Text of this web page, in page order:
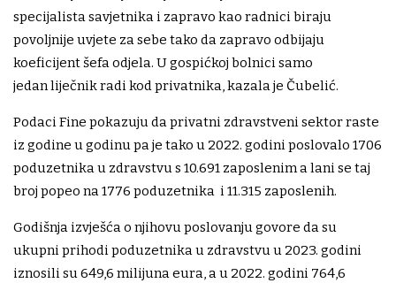
specijalista savjetnika i zapravo kao radnici biraju
povoljnije uvjete za sebe tako da zapravo odbijaju
koeficijent šefa odjela. U gospićkoj bolnici samo
jedan liječnik radi kod privatnika, kazala je Čubelić.
Podaci Fine pokazuju da privatni zdravstveni sektor raste
iz godine u godinu pa je tako u 2022. godini poslovalo 1706
poduzetnika u zdravstvu s 10.691 zaposlenim a lani se taj
broj popeo na 1776 poduzetnika i 11.315 zaposlenih.
Godišnja izvješća o njihovu poslovanju govore da su
ukupni prihodi poduzetnika u zdravstvu u 2023. godini
iznosili su 649,6 milijuna eura, a u 2022. godini 764,6